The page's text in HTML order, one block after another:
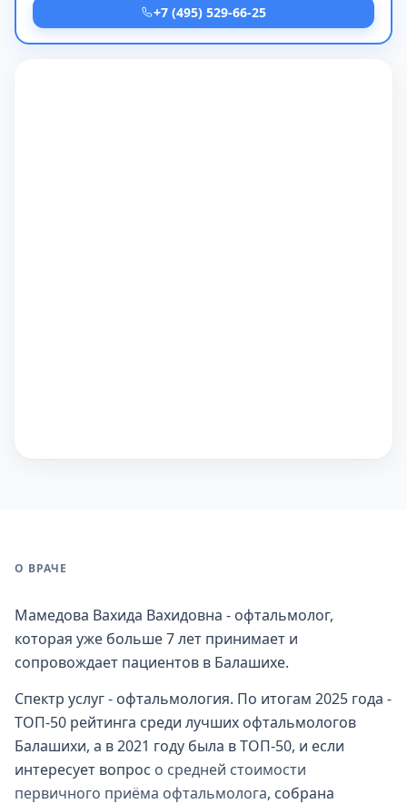
+7 (495) 529-66-25
О ВРАЧЕ
Мамедова Вахида Вахидовна - офтальмолог,
которая уже больше 7 лет принимает и
сопровождает пациентов в Балашихе.
Спектр услуг - офтальмология. По итогам 2025 года -
ТОП-50 рейтинга среди лучших офтальмологов
Балашихи, а в 2021 году была в ТОП-50, и если
интересует вопрос о средней стоимости
первичного приёма офтальмолога, собрана